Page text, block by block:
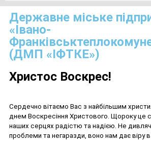
Державне міське
«Івано-
(ДМП «ІФТКЕ»)
Христос Воскрес!
Сердечно вітаємо Вас з найбільшим
днем Воскресіння Христового. Щороку це
наших серцях радістю та надією. Не
проблеми та негаразди, воно нам дає віру в
вітаємо
Вас
з
найбільшим